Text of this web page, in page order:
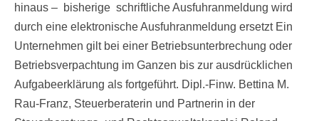
hinaus – bisherige schriftliche Ausfuhranmeldung wird
durch eine elektronische Ausfuhranmeldung ersetzt Ein
Unternehmen gilt bei einer Betriebsunterbrechung oder
Betriebsverpachtung im Ganzen bis zur ausdrücklichen
Aufgabeerklärung als fortgeführt. Dipl.-Finw. Bettina M.
Rau-Franz, Steuerberaterin und Partnerin in der